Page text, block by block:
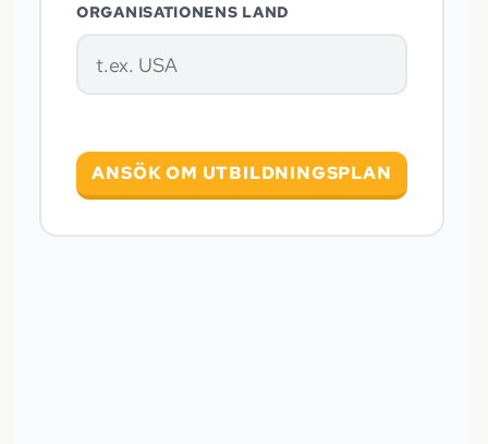
ORGANISATIONENS LAND
ANSÖK OM UTBILDNINGSPLAN